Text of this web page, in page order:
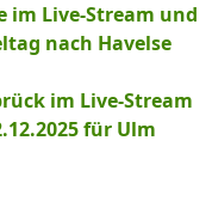
im Live-Stream und
nach Havelse
im Live-Stream
für Ulm